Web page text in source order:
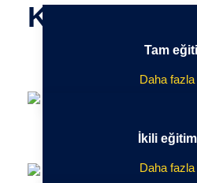
Kursunu seç:
Tam
Daha fazla
İkili
Daha fazla